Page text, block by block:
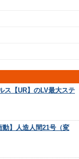
ス【UR】のLV最大ステ
】人造人間21号（変